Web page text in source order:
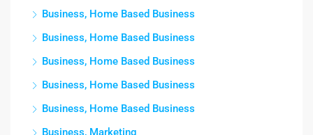
Business, Home Based Business
Business, Home Based Business
Business, Home Based Business
Business, Home Based Business
Business, Home Based Business
Business, Marketing